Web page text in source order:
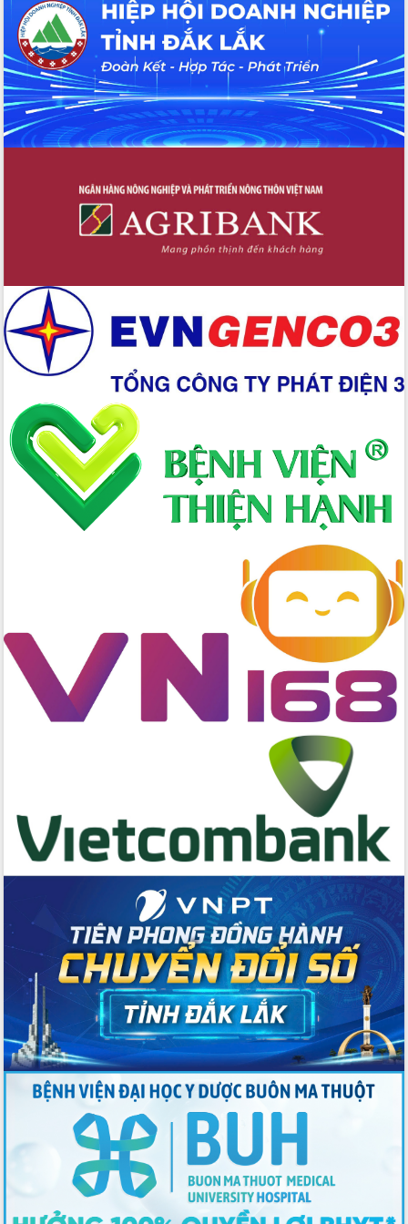
Hội thảo khoa học “Giải pháp thúc đẩy
phát triển nền kinh tế xanh tại tỉnh
Đắk Lắk”
Tăng cường giám sát, đôn đốc thực
hiện nhiệm vụ quản lý tài sản công
hàng tuần
Tháo gỡ những vướng mắc, đẩy mạnh
Đắk Lắk: Tôn vinh 46 giải pháp tại Hội
thi Sáng tạo Kỹ thuật 2024 - 2025
Đắk Lắk rà soát, điều chỉnh Đề án 190
Phó Chủ tịch UBND tỉnh Đắk Lắk
Trương Công Thái kiểm tra thực địa
Dự án cao tốc Khánh Hòa - Buôn Ma
Thuột
Định vị cà phê Việt Nam như một “di
sản sống” trong dòng chảy toàn cầu
Xây dựng nông thôn mới: Nâng cao đời
sống người dân từ những mô hình thiết
thực
Quyết liệt tháo gỡ vướng mắc, đẩy
nhanh tiến độ các dự án trọng điểm
trong Khu kinh tế Nam Phú Yên
Hòn Yến phát triển du lịch gắn với bảo
Phát động chiến dịch 30 ngày đêm
giải phóng mặt bằng Tuyến đường bộ
ven biển
Đắk Lắk nỗ lực thúc đẩy tăng trưởng
kinh tế từ 10% trở lên trong Quý
Thứ trưởng Bộ Y tế làm việc với tỉnh
Đắk Lắk về phát triển nhân lực y tế
cho trạm y tế cấp xã
Du lịch Đắk Lắk nâng tầm trải nghiệm
du khách thông qua Hệ thống cơ sở dữ
liệu và Bản đồ số
Tập huấn ứng dụng trí tuệ nhân tạo (AI)
trong thương mại điện tử năm 2026
Đoàn đại biểu Quốc hội tỉnh Đắk Lắk
trao đổi thông tin trước Kỳ họp thứ
nhất, Quốc hội khóa XVI
Quyết liệt cải cách hành chính, khơi
thông nguồn lực phát triển
Nâng cao hiệu lực, hiệu quả HĐND
tỉnh thông qua hiện đại hóa hành chính
Xã Ea Phê gắn cải cách hành chính với
chuyển đổi số
Phó Chủ tịch Thường trực UBND tỉnh
Hồ Thị Nguyên Thảo làm việc tại Trung